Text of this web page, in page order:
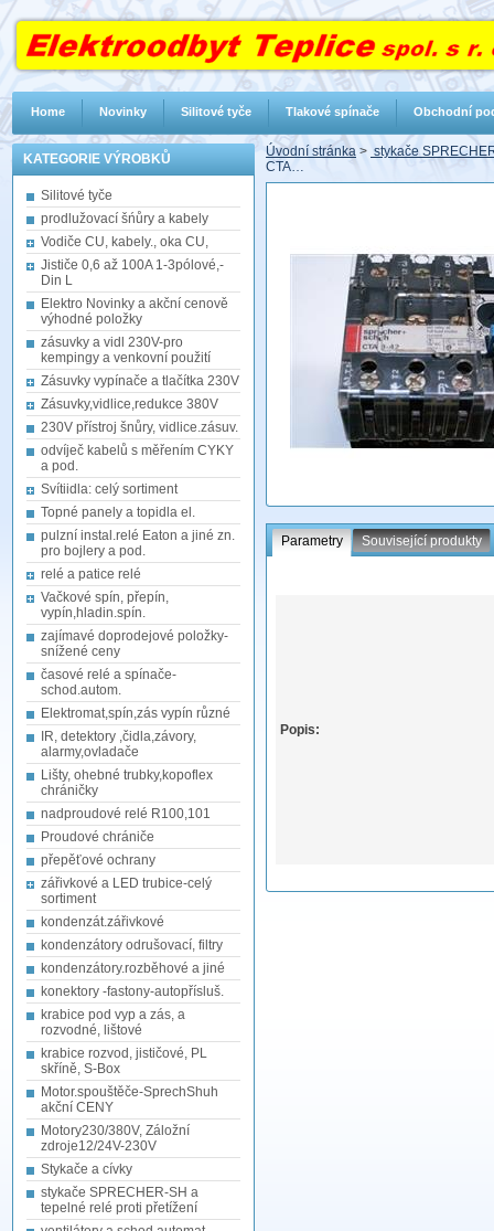
KATEGORIE VÝROBKŮ
Silitové tyče
prodlužovací šńůry a kabely
Vodiče CU, kabely., oka CU,
Jističe 0,6 až 100A 1-3pólové,-
Din L
Elektro Novinky a akční cenově
výhodné položky
zásuvky a vidl 230V-pro
kempingy a venkovní použití
Zásuvky vypínače a tlačítka 230V
Zásuvky,vidlice,redukce 380V
230V přístroj šnůry, vidlice.zásuv.
odvíječ kabelů s měřením CYKY
a pod.
Svítiidla: celý sortiment
Topné panely a topidla el.
pulzní instal.relé Eaton a jiné zn.
pro bojlery a pod.
relé a patice relé
Vačkové spín, přepín,
vypín,hladin.spín.
zajímavé doprodejové položky-
snížené ceny
časové relé a spínače-
schod.autom.
Elektromat,spín,zás vypín různé
IR, detektory ,čidla,závory,
alarmy,ovladače
Lišty, ohebné trubky,kopoflex
chráničky
nadproudové relé R100,101
Proudové chrániče
přepěťové ochrany
zářivkové a LED trubice-celý
sortiment
kondenzát.zářivkové
kondenzátory odrušovací, filtry
kondenzátory.rozběhové a jiné
konektory -fastony-autopřísluš.
krabice pod vyp a zás, a
rozvodné, lištové
krabice rozvod, jističové, PL
skříně, S-Box
Motor.spouštěče-SprechShuh
akční CENY
Motory230/380V, Záložní
zdroje12/24V-230V
Stykače a cívky
stykače SPRECHER-SH a
tepelné relé proti přetížení
Úvodní stránka > stykače
CTA…
Parametry Související produkty
Popis:
Home Novinky Silitové tyče Tlakové spínače Obchodní